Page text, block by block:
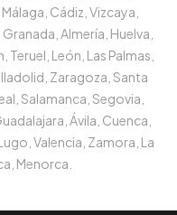
Cádiz, Vizcaya,
Almería, Huelva,
León, Las Palmas,
Zaragoza, Santa
Salamanca, Segovia,
Ávila, Cuenca,
Valencia, Zamora, La
Menorca.